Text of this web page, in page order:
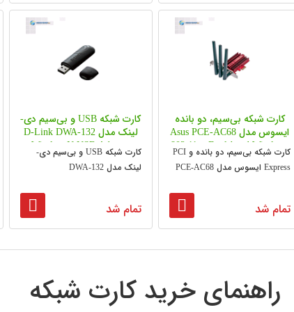
کارت شبکه بی‌سیم، دو بانده
ایسوس مدل Asus PCE-AC68
802.11ac Dual-band Wireless-
AC1900 PCI-E Adapterکارت شبکه بی‌سیم، دو بانده و PCI
Express ایسوس مدل PCE-AC68
تمام شد
کارت شبکه USB و بی‌سیم دی-
لینک مدل D-Link DWA-132
Wireless N USB Adapter
کارت شبکه USB و بی‌سیم دی-
لینک مدل DWA-132
تمام شد
راهنمای خرید کارت شبکه